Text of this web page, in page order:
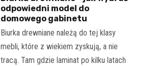
odpowiedni model do
domowego gabinetu
Biurka drewniane należą do tej klasy
mebli, które z wiekiem zyskują, a nie
tracą. Tam gdzie laminat po kilku latach